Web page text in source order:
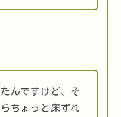
んですけど、そ
ちょっと床ずれ